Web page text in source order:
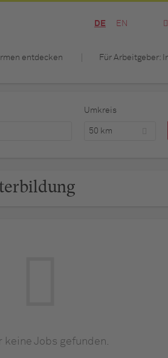
DE EN
entdecken Für Arbeitgeber:
Umkreis
50 km
keine Jobs gefunden.